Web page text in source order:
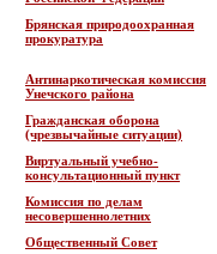
Брянская природоохранная
прокуратура
Антинаркотическая комиссия
Унечского района
Гражданская оборона
(чрезвычайные ситуации)
Виртуальный учебно-
консультационный пункт
Комиссия по делам
несовершеннолетних
Общественный Совет